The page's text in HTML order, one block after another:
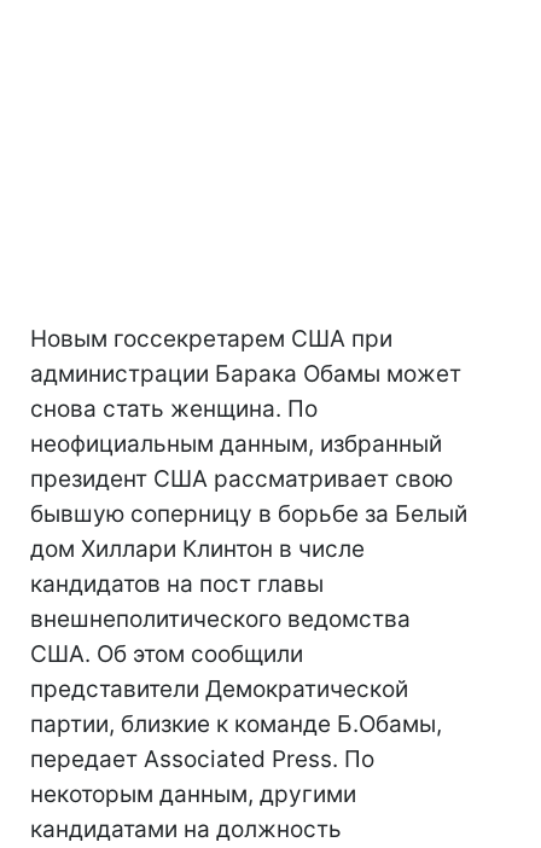
Новым госсекретарем США при
администрации Барака Обамы может
снова стать женщина. По
неофициальным данным, избранный
президент США рассматривает свою
бывшую соперницу в борьбе за Белый
дом Хиллари Клинтон в числе
кандидатов на пост главы
внешнеполитического ведомства
США. Об этом сообщили
представители Демократической
партии, близкие к команде Б.Обамы,
передает Associated Press. По
некоторым данным, другими
кандидатами на должность